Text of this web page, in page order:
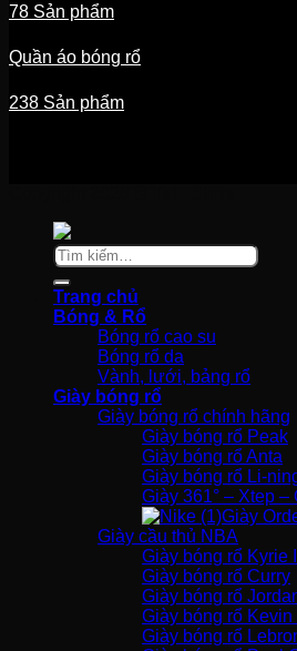
78 Sản phẩm
Quần áo bóng rổ
238 Sản phẩm
Tìm
kiếm:
Trang chủ
Bóng & Rổ
Bóng rổ cao su
Bóng rổ da
Vành, lưới, bảng rổ
Giày bóng rổ
Giày bóng rổ chính hãng
Giày bóng rổ Peak
Giày bóng rổ Anta
Giày bóng rổ Li-
Giày 361° – Xtep –
Giày
Giày cầu thủ NBA
Giày bóng rổ Kyrie
Giày bóng rổ Curry
Giày bóng rổ
Giày bóng rổ Kevin
Giày bóng rổ